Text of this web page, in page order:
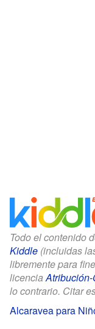
Todo el contenido
Kiddle (incluidas
libremente para
licencia
lo contrario. Citar
Alcaravea para